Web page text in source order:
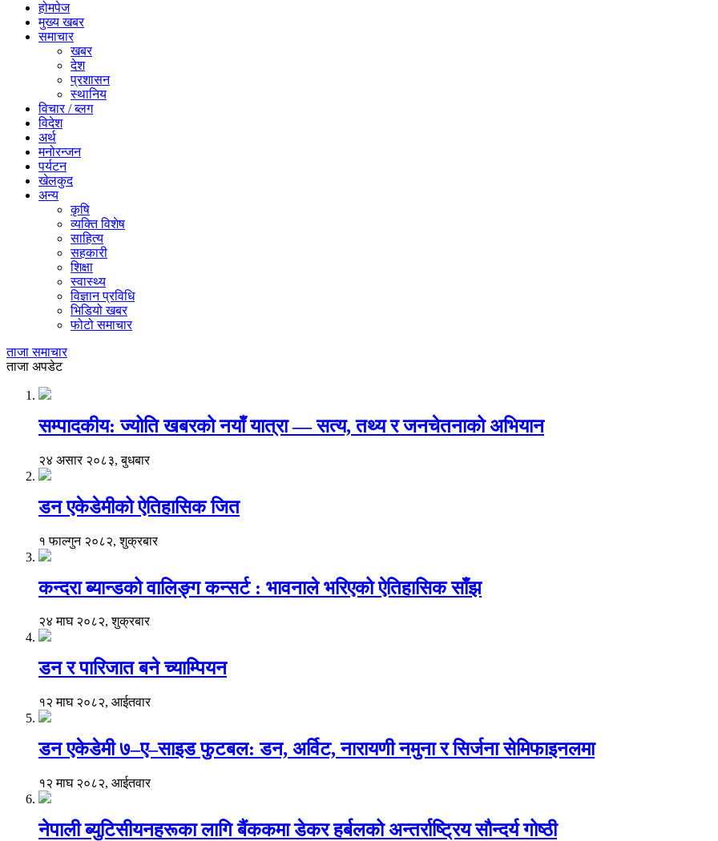
होमपेज
मुख्य खबर
समाचार
खबर
देश
प्रशासन
स्थानिय
विचार / ब्लग
विदेश
अर्थ
मनोरन्जन
पर्यटन
खेलकुद
अन्य
कृषि
व्यक्ति विशेष
साहित्य
सहकारी
शिक्षा
स्वास्थ्य
विज्ञान प्रविधि
भिडियो खबर
फोटो समाचार
ताजा समाचार
ताजा अपडेट
सम्पादकीय: ज्योति खबरको नयाँ यात्रा — सत्य, तथ्य र जनचेतनाको अभियान
२४ असार २०८३, बुधबार
डन एकेडेमीको ऐतिहासिक जित
१ फाल्गुन २०८२, शुक्रबार
कन्दरा ब्यान्डको वालिङ्ग कन्सर्ट : भावनाले भरिएको ऐतिहासिक साँझ
२४ माघ २०८२, शुक्रबार
डन र पारिजात बने च्याम्पियन
१२ माघ २०८२, आईतवार
डन एकेडेमी ७–ए–साइड फुटबल: डन, अर्विट, नारायणी नमुना र सिर्जना सेमिफाइनलमा
१२ माघ २०८२, आईतवार
नेपाली ब्युटिसीयनहरूका लागि बैंककमा डेकर हर्बलको अन्तर्राष्ट्रिय सौन्दर्य गोष्ठी